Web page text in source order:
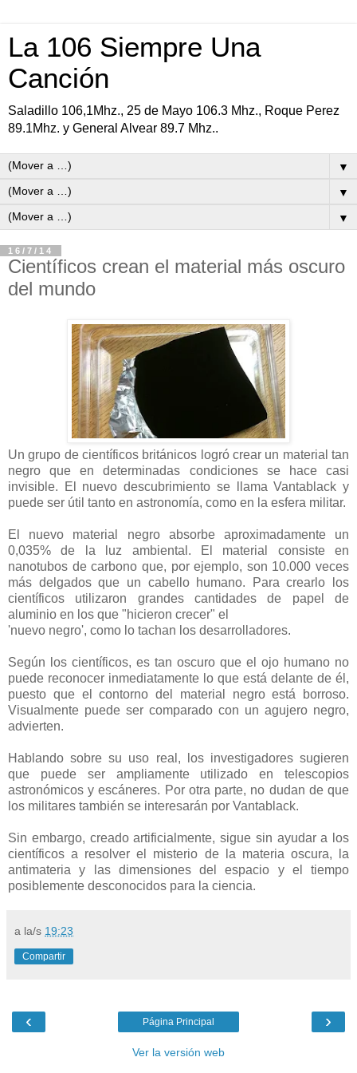
La 106 Siempre Una
Canción
Saladillo 106,1Mhz., 25 de Mayo 106.3 Mhz., Roque Perez
89.1Mhz. y General Alvear 89.7 Mhz..
▼
▼
▼
16/7/14
Científicos crean el material más oscuro
del mundo
Un grupo de científicos británicos logró crear un material tan
negro que en determinadas condiciones se hace casi
invisible. El nuevo descubrimiento se llama Vantablack y
puede ser útil tanto en astronomía, como en la esfera militar.
El nuevo material negro absorbe aproximadamente un
0,035% de la luz ambiental. El material consiste en
nanotubos de carbono que, por ejemplo, son 10.000 veces
más delgados que un cabello humano. Para crearlo los
científicos utilizaron grandes cantidades de papel de
aluminio en los que "hicieron crecer" el
'nuevo negro', como lo tachan los desarrolladores.
Según los científicos, es tan oscuro que el ojo humano no
puede reconocer inmediatamente lo que está delante de él,
puesto que el contorno del material negro está borroso.
Visualmente puede ser comparado con un agujero negro,
advierten.
Hablando sobre su uso real, los investigadores sugieren
que puede ser ampliamente utilizado en telescopios
astronómicos y escáneres. Por otra parte, no dudan de que
los militares también se interesarán por Vantablack.
Sin embargo, creado artificialmente, sigue sin ayudar a los
científicos a resolver el misterio de la materia oscura, la
antimateria y las dimensiones del espacio y el tiempo
posiblemente desconocidos para la ciencia.
a la/s 19:23
Compartir
‹ ›
Página Principal
Ver la versión web